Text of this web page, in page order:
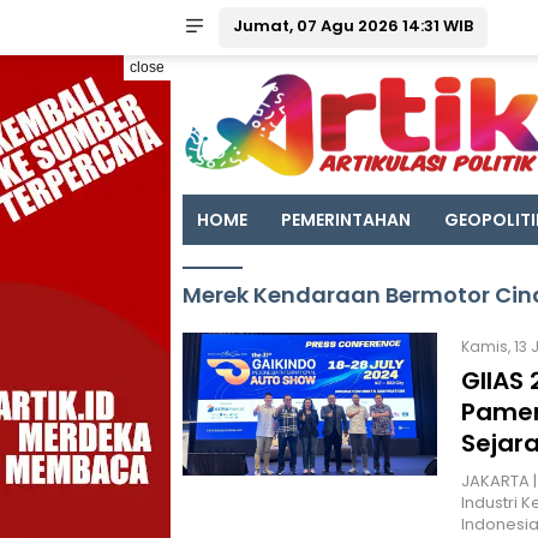
Jumat, 07 Agu 2026 14:31 WIB
close
HOME PEMERINTAHAN
Merek Kendaraan Bermotor
Kamis, 13
Industri